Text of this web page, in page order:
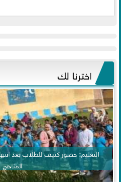
اخترنا لك
التعليم: حضور كثيف للطلاب بعد
المناهج